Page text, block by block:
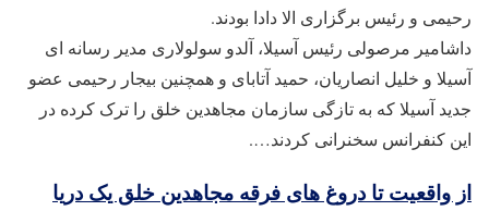
رحیمی و رئیس برگزاری الا دادا بودند.
داشامیر مرصولی رئیس آسیلا، آلدو سولولاری مدیر رسانه‌ ای
آسیلا و خلیل انصاریان، حمید آتابای و همچنین بیجار رحیمی عضو
جدید آسیلا که به تازگی سازمان مجاهدین خلق را ترک کرده در
این کنفرانس سخنرانی کردند….
از واقعیت تا دروغ های فرقه مجاهدین خلق یک دریا